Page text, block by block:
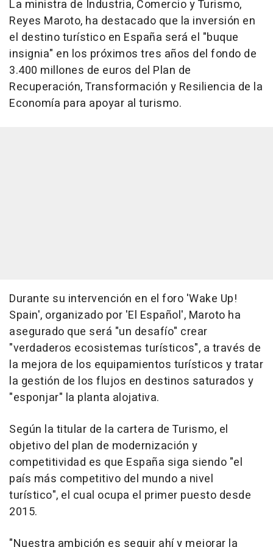
La ministra de Industria, Comercio y Turismo,
Reyes Maroto, ha destacado que la inversión en
el destino turístico en España será el "buque
insignia" en los próximos tres años del fondo de
3.400 millones de euros del Plan de
Recuperación, Transformación y Resiliencia de la
Economía para apoyar al turismo.
Durante su intervención en el foro 'Wake Up!
Spain', organizado por 'El Español', Maroto ha
asegurado que será "un desafío" crear
"verdaderos ecosistemas turísticos", a través de
la mejora de los equipamientos turísticos y tratar
la gestión de los flujos en destinos saturados y
"esponjar" la planta alojativa.
Según la titular de la cartera de Turismo, el
objetivo del plan de modernización y
competitividad es que España siga siendo "el
país más competitivo del mundo a nivel
turístico", el cual ocupa el primer puesto desde
2015.
"Nuestra ambición es seguir ahí y mejorar la